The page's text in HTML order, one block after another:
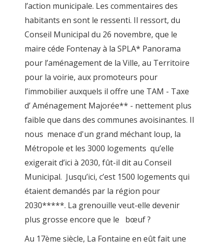
l’action municipale. Les commentaires des
habitants en sont le ressenti. Il ressort, du
Conseil Municipal du 26 novembre, que le
maire céde Fontenay à la SPLA* Panorama
pour l’aménagement de la Ville, au Territoire
pour la voirie, aux promoteurs pour
l’immobilier auxquels il offre une TAM - Taxe
d’ Aménagement Majorée** - nettement plus
faible que dans des communes avoisinantes. Il
nous menace d'un grand méchant loup, la
Métropole et les 3000 logements qu’elle
exigerait d’ici à 2030, fût-il dit au Conseil
Municipal. Jusqu’ici, c’est 1500 logements qui
étaient demandés par la région pour
2030*****. La grenouille veut-elle devenir
plus grosse encore que le bœuf ?
Au 17ème siècle, La Fontaine en eût fait une